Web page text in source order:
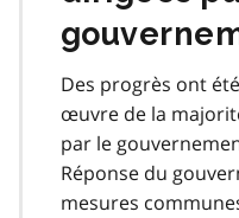
Des progrès ont
œuvre de la
par le
Réponse du
mesures